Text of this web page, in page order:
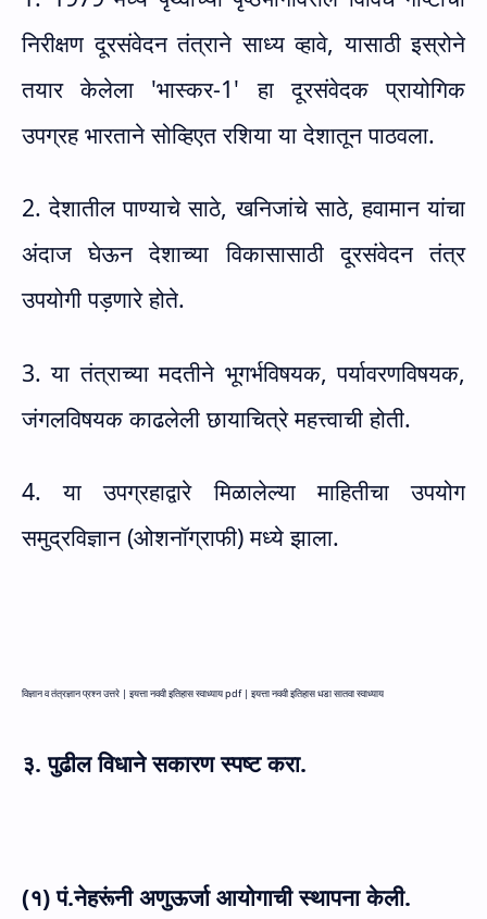
निरीक्षण दूरसंवेदन तंत्राने साध्य व्हावे,यासाठी इस्रोने
तयार केलेला 'भास्कर-1'हा दूरसंवेदक प्रायोगिक
उपग्रह भारताने सोव्हिएत रशिया या देशातून पाठवला.
2. देशातील पाण्याचे साठे,खनिजांचे साठे,हवामान यांचा
अंदाज घेऊन देशाच्या विकासासाठी दूरसंवेदन तंत्र
उपयोगी पड़णारे होते.
3. या तंत्राच्या मदतीने भूगर्भविषयक,पर्यावरणविषयक,
जंगलविषयक काढलेली छायाचित्रे महत्त्वाची होती.
4. या उपग्रहाद्वारे मिळालेल्या माहितीचा उपयोग
समुद्रविज्ञान (ओशनॉग्राफी) मध्ये झाला.
विज्ञान व तंत्रज्ञान प्रश्न उत्तरे | इयत्ता नववी इतिहास स्वाध्याय pdf | इयत्ता नववी इतिहास धडा सातवा स्वाध्याय
३. पुढील विधाने सकारण स्पष्ट करा.
(१) पं.नेहरूंनी अणुऊर्जा आयोगाची स्थापना केली.